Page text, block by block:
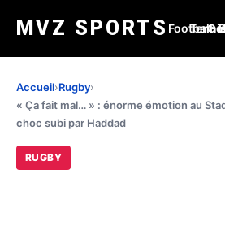
MVZ SPORTS Football
Accueil›Rugby›
« Ça fait mal… » : énorme émotion au
choc subi par Haddad
RUGBY